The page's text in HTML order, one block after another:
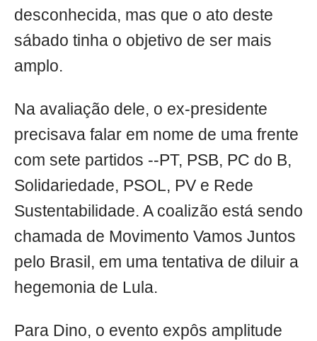
desconhecida, mas que o ato deste
sábado tinha o objetivo de ser mais
amplo.
Na avaliação dele, o ex-presidente
precisava falar em nome de uma frente
com sete partidos --PT, PSB, PC do B,
Solidariedade, PSOL, PV e Rede
Sustentabilidade. A coalizão está sendo
chamada de Movimento Vamos Juntos
pelo Brasil, em uma tentativa de diluir a
hegemonia de Lula.
Para Dino, o evento expôs amplitude